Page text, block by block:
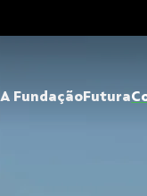
A FundaçãoFutura